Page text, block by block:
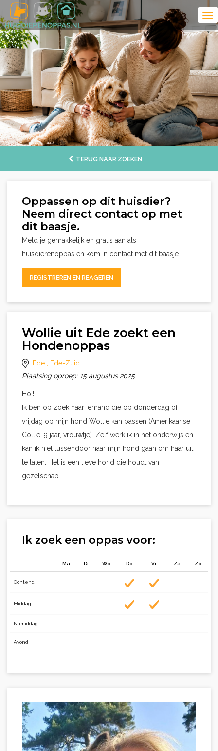
TERUG NAAR ZOEKEN
Oppassen op dit huisdier?
Neem direct contact op met
dit baasje.
Meld je gemakkelijk en gratis aan als
huisdierenoppas en kom in contact met dit baasje.
REGISTREREN EN REAGEREN
Wollie uit Ede zoekt een
Hondenoppas
Ede , Ede-Zuid
Plaatsing oproep: 15 augustus 2025
Hoi!
Ik ben op zoek naar iemand die op donderdag of
vrijdag op mijn hond Wollie kan passen (Amerikaanse
Collie, 9 jaar, vrouwtje). Zelf werk ik in het onderwijs en
kan ik niet tussendoor naar mijn hond gaan om haar uit
te laten. Het is een lieve hond die houdt van
gezelschap.
Ik zoek een oppas voor:
Ma Di Wo Do Vr Za Zo
Ochtend
Middag
Namiddag
Avond